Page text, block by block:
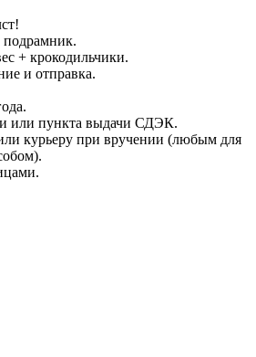
подрамник.
+ крокодильчики.
и отправка.
или пункта выдачи СДЭК.
курьеру при вручении (любым для